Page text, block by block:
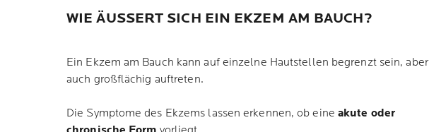
WIE ÄUSSERT SICH EIN EKZEM AM BAUCH?
Ein Ekzem am Bauch kann auf einzelne Hautstellen begrenzt sein, aber
auch großflächig auftreten.
Die Symptome des Ekzems lassen erkennen, ob eine akute oder